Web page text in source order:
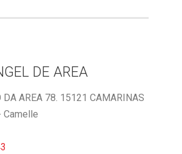
DE AREA
DA AREA 78. 15121 CAMARINAS
Camelle